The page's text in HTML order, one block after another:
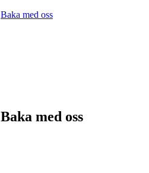
Baka med oss
Baka med oss